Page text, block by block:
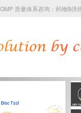
质量体系咨询；药物制